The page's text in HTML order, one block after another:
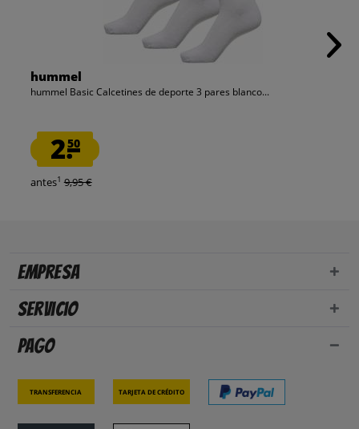
hummel
hummel Basic Calcetines de deporte 3 pares blanco...
2.50
antes1 9,95 €
Empresa
Servicio
Pago
Transferencia Tarjeta de crédito